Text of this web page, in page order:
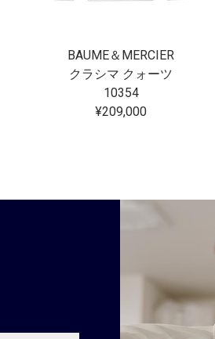
BAUME＆MERCIER
クラシマ クォーツ
10354
¥209,000